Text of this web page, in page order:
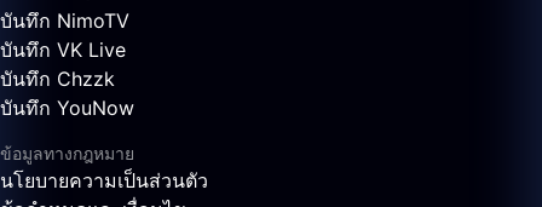
บันทึก NimoTV
บันทึก VK Live
บันทึก Chzzk
บันทึก YouNow
ข้อมูลทางกฎหมาย
นโยบายความเป็นส่วนตัว